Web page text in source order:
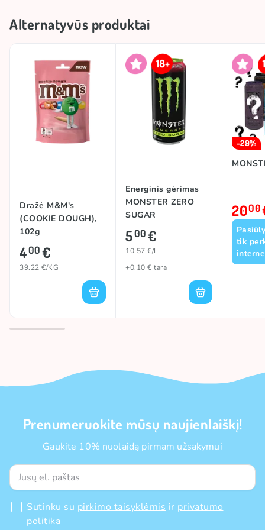
Alternatyvūs produktai
Dražė M&M's
(COOKIE DOUGH),
102g
400€
39.22 €/KG
Energinis gėrimas
MONSTER ZERO
SUGAR
(STRAWBERRY
SHOT), 473ml
500€
10.57 €/L
+0.10 € tara
-29%
tik
2000
Prenumeruokite mūsų naujienlaiškį!
Gaukite 10% nuolaidą pirmam užsakymui
Sutinku su pirkimo taisyklėmis ir privatumo
politika